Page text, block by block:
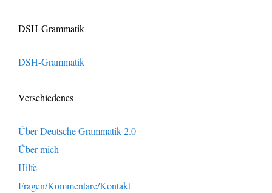
DSH-Grammatik
DSH-Grammatik
Verschiedenes
Über Deutsche Grammatik 2.0
Über mich
Hilfe
Fragen/Kommentare/Kontakt